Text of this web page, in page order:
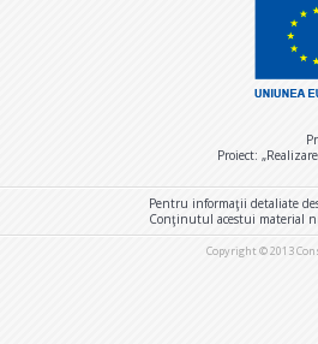
Proiect:
Pentru informaţii detaliate
Conţinutul acestui material
Copyright © 2013